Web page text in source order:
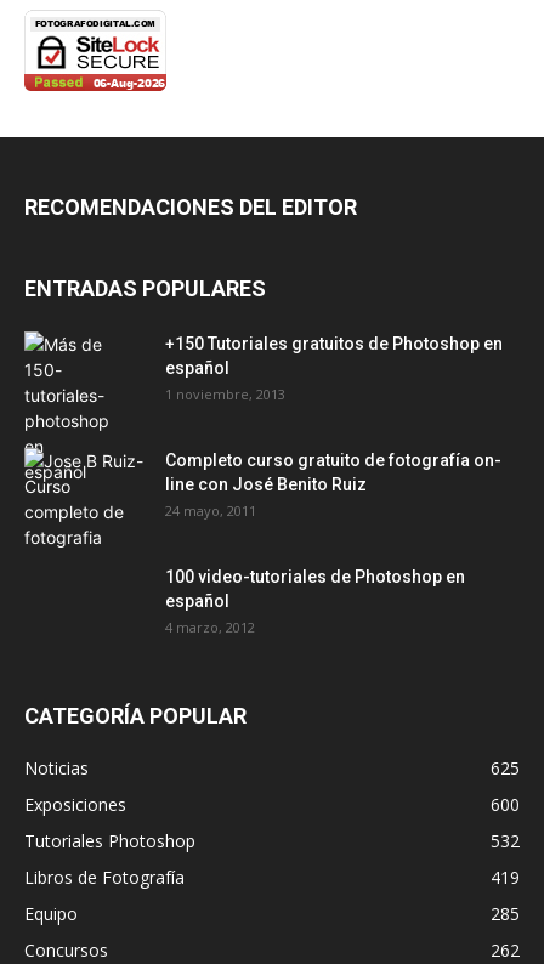
RECOMENDACIONES DEL EDITOR
ENTRADAS POPULARES
+150 Tutoriales gratuitos de Photoshop en
español
1 noviembre, 2013
Completo curso gratuito de fotografía on-
line con José Benito Ruiz
24 mayo, 2011
100 video-tutoriales de Photoshop en
español
4 marzo, 2012
CATEGORÍA POPULAR
Noticias
625
Exposiciones
600
Tutoriales Photoshop
532
Libros de Fotografía
419
Equipo
285
Concursos
262